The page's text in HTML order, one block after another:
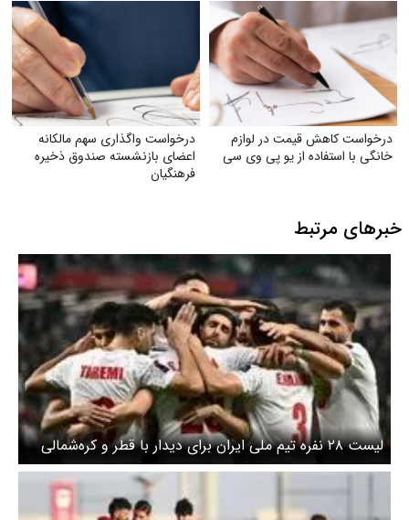
درخواست کاهش قیمت در لوازم
خانگی با استفاده از یو پی وی سی
درخواست واگذاری سهم مالکانه
اعضای بازنشسته صندوق ذخیره
فرهنگیان
خبرهای مرتبط
لیست ۲۸ نفره تیم ملی ایران برای دیدار با قطر و کره‌شمالی
اعلام شد